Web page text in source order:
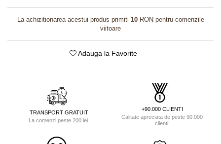
La achizitionarea acestui produs primiti 10RON pentru comenzile
viitoare
Adauga la Favorite
TRANSPORT GRATUIT
La comenzi peste 200 lei.
+90.000 CLIENTI
Calitate apreciata de peste 90.000
clienti!